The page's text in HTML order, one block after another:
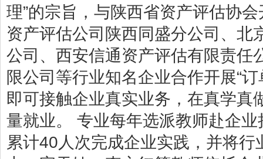
理”的宗旨，与陕西省资产评估协
资产评估公司陕西同盛分公司、北
公司、西安信通资产评估有限责任
限公司等行业知名企业合作开展“
即可接触企业真实业务，在真学真
量就业。 专业每年选派教师赴企
累计40人次完成企业实践，并将